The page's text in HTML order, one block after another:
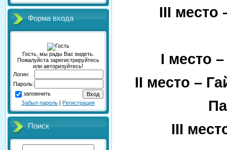
Форма входа
Гость, мы рады Вас видеть.
Пожалуйста зарегистрируйтесь
или авторизуйтесь!
Логин:
Пароль:
запомнить
Забыл пароль |Регистрация
Поиск
III место
I место
II место –
III